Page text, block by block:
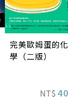
完美歐姆蛋的化
學（二版）
NT$